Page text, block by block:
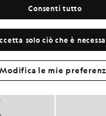
Crea il tuo
con capi raffinati, pensati
classe al tuo guardaroba.
solo ciò che è
Consenti tutto
Modifica le mie